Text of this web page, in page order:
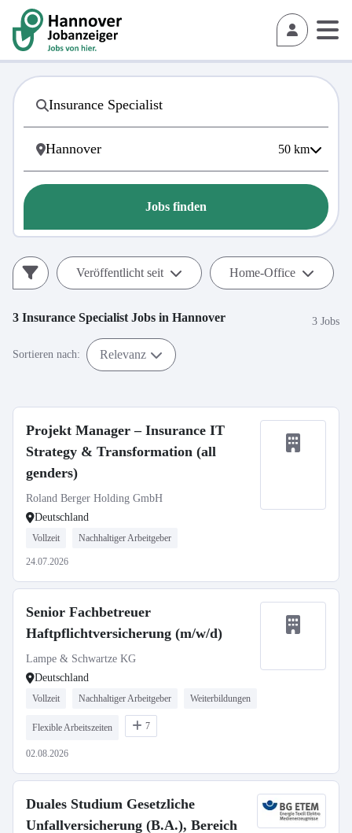
50 km
Jobs finden
Veröffentlicht seit Home-Office
3 Insurance Specialist Jobs in Hannover 3 Jobs
Sortieren nach: Relevanz
Projekt Manager – Insurance IT
Strategy & Transformation (all
genders)
Roland Berger Holding GmbH
Deutschland
Vollzeit Nachhaltiger Arbeitgeber
24.07.2026
Senior Fachbetreuer
Haftpflichtversicherung (m/w/d)
Lampe & Schwartze KG
Deutschland
Vollzeit Nachhaltiger Arbeitgeber Weiterbildungen
Flexible Arbeitszeiten 7
02.08.2026
Duales Studium Gesetzliche
Unfallversicherung (B.A.), Bereich